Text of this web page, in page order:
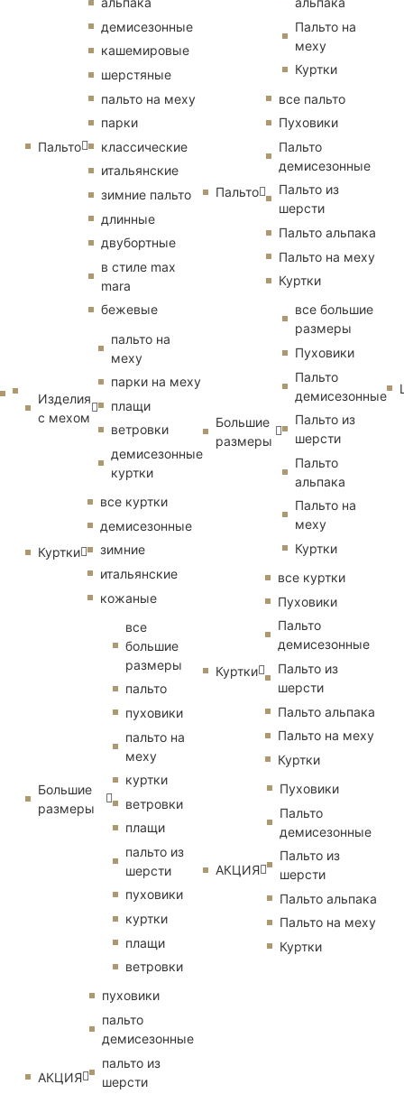
Пальто
демисезонные
кашемировые
шерстяные
пальто на меху
парки
классические
итальянские
зимние пальто
длинные
двубортные
в стиле max
mara
бежевые
Изделия
с мехом
пальто на
меху
парки на меху
плащи
ветровки
демисезонные
куртки
Куртки
все куртки
демисезонные
зимние
итальянские
кожаные
Большие
размеры
все
большие
размеры
пальто
пуховики
пальто на
меху
куртки
ветровки
плащи
пальто из
шерсти
пуховики
куртки
плащи
ветровки
АКЦИЯ
пуховики
пальто
демисезонные
пальто из
шерсти
Пальто на
меху
Куртки
Пальто
все пальто
Пуховики
Пальто
демисезонные
Пальто из
шерсти
Пальто альпака
Пальто на меху
Куртки
Большие
размеры
все большие
размеры
Пуховики
Пальто
демисезонные
Пальто из
шерсти
Пальто
альпака
Пальто на
меху
Куртки
Куртки
все куртки
Пуховики
Пальто
демисезонные
Пальто из
шерсти
Пальто альпака
Пальто на меху
Куртки
АКЦИЯ
Пуховики
Пальто
демисезонные
Пальто из
шерсти
Пальто альпака
Пальто на меху
Куртки